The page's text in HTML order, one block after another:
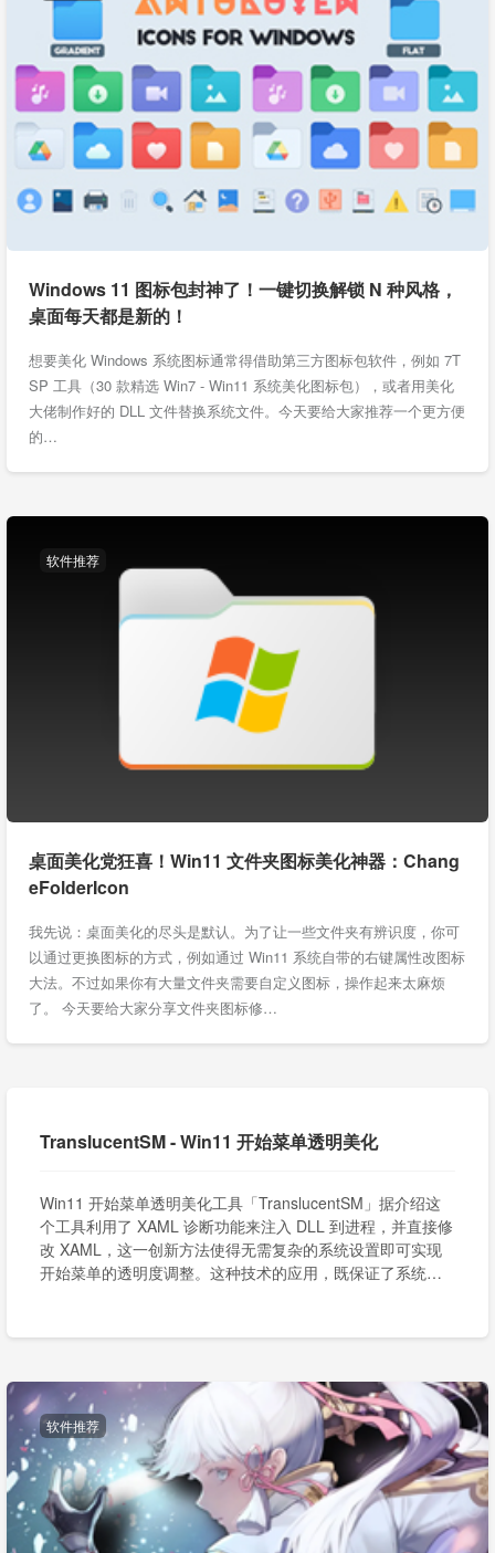
Windows 11 图标包封神了！一键切换解锁 N 种风格，
桌面每天都是新的！
想要美化 Windows 系统图标通常得借助第三方图标包软件，例如 7T
SP 工具（30 款精选 Win7 - Win11 系统美化图标包），或者用美化
大佬制作好的 DLL 文件替换系统文件。今天要给大家推荐一个更方便
的…
软件推荐
桌面美化党狂喜！Win11 文件夹图标美化神器：Chang
eFolderIcon
我先说：桌面美化的尽头是默认。为了让一些文件夹有辨识度，你可
以通过更换图标的方式，例如通过 Win11 系统自带的右键属性改图标
大法。不过如果你有大量文件夹需要自定义图标，操作起来太麻烦
了。 今天要给大家分享文件夹图标修…
TranslucentSM - Win11 开始菜单透明美化
Win11 开始菜单透明美化工具「TranslucentSM」据介绍这
个工具利用了 XAML 诊断功能来注入 DLL 到进程，并直接修
改 XAML，这一创新方法使得无需复杂的系统设置即可实现
开始菜单的透明度调整。这种技术的应用，既保证了系统的
软件推荐